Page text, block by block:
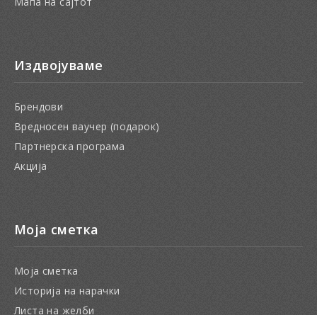
Издвојуваме
Брендови
Вредносен ваучер (подарок)
Партнерска програма
Акција
Моја сметка
Моја сметка
Историја на нарачки
Листа на желби